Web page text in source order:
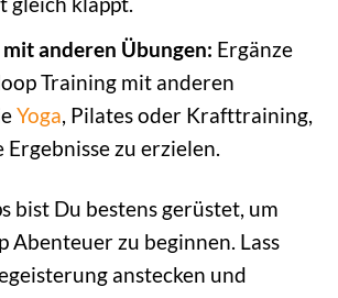
anderen Übungen: Ergänze
Training mit anderen
Yoga, Pilates oder Krafttraining,
zu erzielen.
bist Du bestens gerüstet, um
Abenteuer zu beginnen. Lass
anstecken und